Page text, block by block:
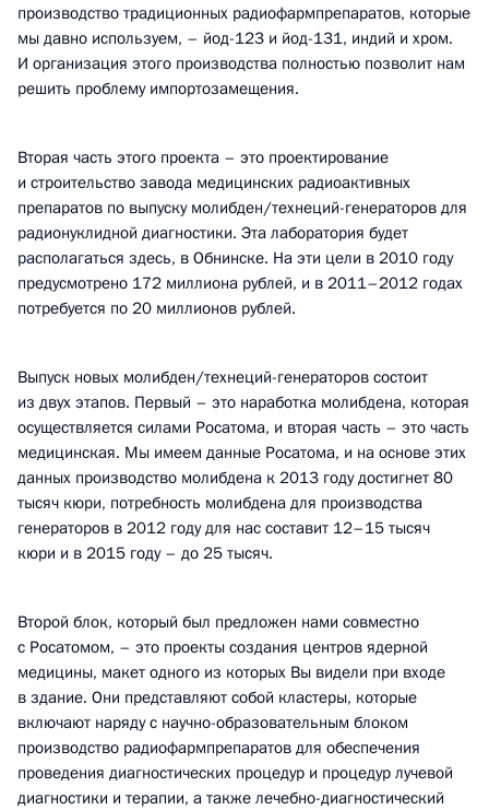
производство традиционных радиофармпрепаратов, которые
мы давно используем, – йод-123 и йод-131, индий и хром.
И организация этого производства полностью позволит нам
решить проблему импортозамещения.
Вторая часть этого проекта – это проектирование
и строительство завода медицинских радиоактивных
препаратов по выпуску молибден/технеций-генераторов для
радионуклидной диагностики. Эта лаборатория будет
располагаться здесь, в Обнинске. На эти цели в 2010 году
предусмотрено 172 миллиона рублей, и в 2011–2012 годах
потребуется по 20 миллионов рублей.
Выпуск новых молибден/технеций-генераторов состоит
из двух этапов. Первый – это наработка молибдена, которая
осуществляется силами Росатома, и вторая часть – это часть
медицинская. Мы имеем данные Росатома, и на основе этих
данных производство молибдена к 2013 году достигнет 80
тысяч кюри, потребность молибдена для производства
генераторов в 2012 году для нас составит 12–15 тысяч
кюри и в 2015 году – до 25 тысяч.
Второй блок, который был предложен нами совместно
с Росатомом, – это проекты создания центров ядерной
медицины, макет одного из которых Вы видели при входе
в здание. Они представляют собой кластеры, которые
включают наряду с научно-образовательным блоком
производство радиофармпрепаратов для обеспечения
проведения диагностических процедур и процедур лучевой
диагностики и терапии, а также лечебно-диагностический